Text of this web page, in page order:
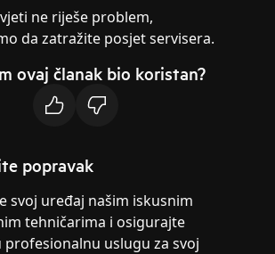
ne riješe problem,
da zatražite posjet servisera.
ovaj članak bio koristan?
popravak
svoj uređaj našim iskusnim
tehničarima i osigurajte
profesionalnu uslugu za svoj